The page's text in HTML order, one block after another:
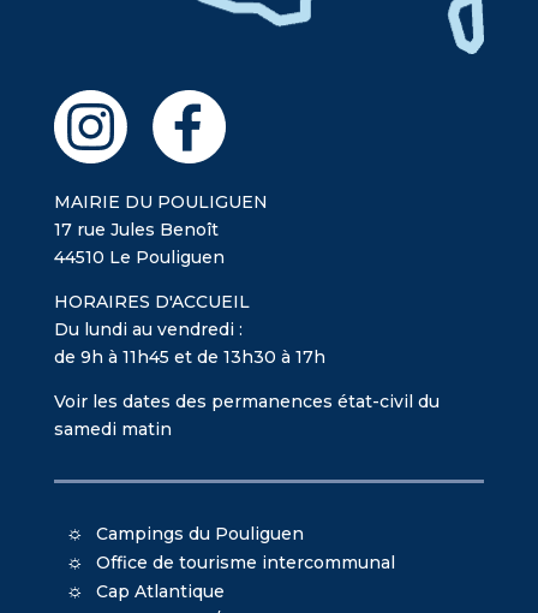
MAIRIE DU POULIGUEN
17 rue Jules Benoît
44510 Le Pouliguen
HORAIRES D'ACCUEIL
Du lundi au vendredi :
de 9h à 11h45 et de 13h30 à 17h
Voir les dates des permanences état-civil du
samedi matin
Campings du Pouliguen
Office de tourisme intercommunal
Cap Atlantique